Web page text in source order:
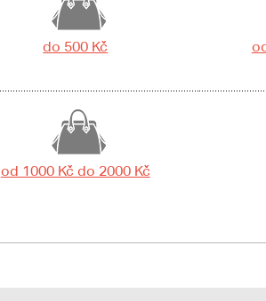
do 500 Kč
od 1000 Kč do 2000 Kč